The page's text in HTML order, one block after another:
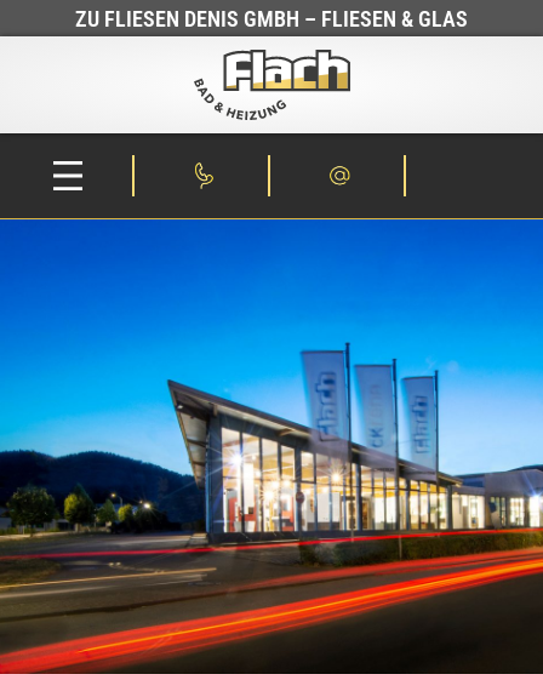
ZU FLIESEN DENIS GMBH – FLIESEN & GLAS